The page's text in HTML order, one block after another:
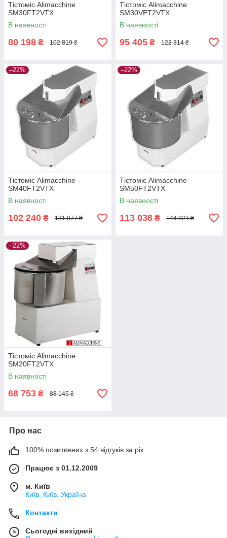
Тістоміс Alimacchine
SM30FT2VTX
В наявності
80 198 ₴ 102 819 ₴
Тістоміс Alimacchine
SM30VET2VTX
В наявності
95 405 ₴ 122 314 ₴
–22%
Тістоміс Alimacchine
SM40FT2VTX
В наявності
102 240 ₴ 131 077 ₴
–22%
Тістоміс Alimacchine
SM50FT2VTX
В наявності
113 038 ₴ 144 921 ₴
–22%
Тістоміс Alimacchine
SM20FT2VTX
В наявності
68 753 ₴ 88 145 ₴
Про нас
100% позитивних з 54 відгуків за рік
Працює з 01.12.2009
м. Київ
Київ, Київ, Україна
Контакти
Сьогодні вихідний